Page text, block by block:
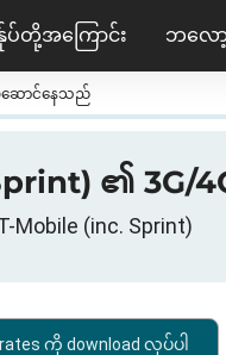
ပ်တို့အကြောင်း ဘလေ
ောင်နေသည်
၏ 3G/
(inc. Sprint)
ကို download လုပ်ပါ